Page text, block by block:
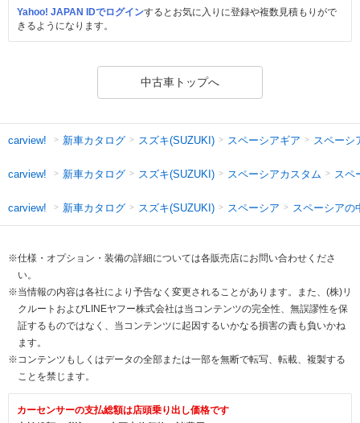
Yahoo! JAPAN IDでログインするとお気に入りに登録や複数見積もりがで
きるようになります。
中古車トップへ
carview! 新車カタログ スズキ(SUZUKI) スペーシアギア スペーシ
carview! 新車カタログ スズキ(SUZUKI) スペーシアカスタム スペ
carview! 新車カタログ スズキ(SUZUKI) スペーシア スペーシアの
※仕様・オプション・装備の詳細については各販売店にお問い合わせくださ
い。
※当情報の内容は各社により予告なく変更されることがあります。また、(株)リ
クルートおよびLINEヤフー株式会社は当コンテンツの完全性、無誤謬性を保
証するものではなく、当コンテンツに起因するいかなる損害の責も負いかね
ます。
※コンテンツもしくはデータの全部または一部を無断で転写、転載、複製する
ことを禁じます。
カーセンサーの支払総額は店頭乗り出し価格です